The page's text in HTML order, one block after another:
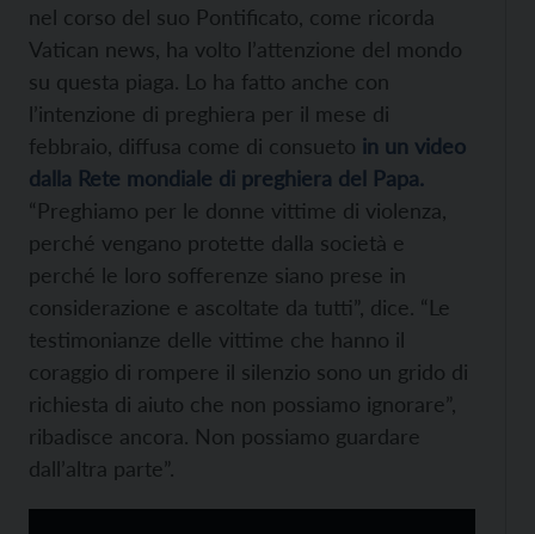
nel corso del suo Pontificato, come ricorda
Vatican news, ha volto l’attenzione del mondo
su questa piaga. Lo ha fatto anche con
l’intenzione di preghiera per il mese di
febbraio, diffusa come di consueto in un video
dalla Rete mondiale di preghiera del Papa.
“Preghiamo per le donne vittime di violenza,
perché vengano protette dalla società e
perché le loro sofferenze siano prese in
considerazione e ascoltate da tutti”, dice. “Le
testimonianze delle vittime che hanno il
coraggio di rompere il silenzio sono un grido di
richiesta di aiuto che non possiamo ignorare”,
ribadisce ancora. Non possiamo guardare
dall’altra parte”.